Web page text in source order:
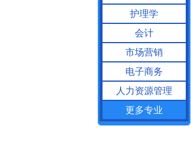
护理学
会计
市场营销
电子商务
人力资源管理
更多专业